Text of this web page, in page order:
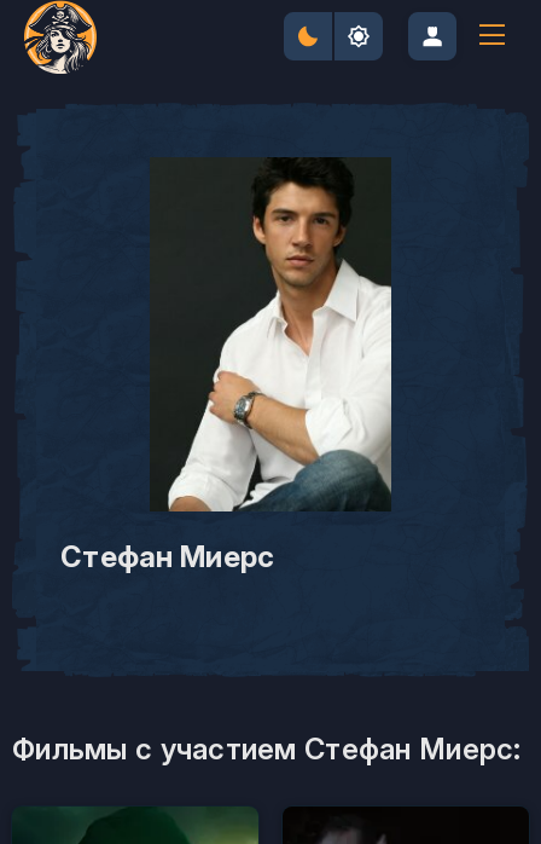
Стефан Миерс
Фильмы с участием Стефан Миерс: